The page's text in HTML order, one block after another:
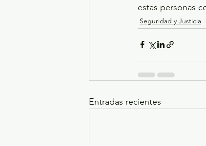
estas personas
Seguridad y Justicia
Entradas recientes